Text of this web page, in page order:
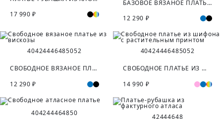
17 990 ₽
БАЗОВОЕ ВЯЗАНОЕ ПЛАТЬЕ ИЗ ВИСКОЗЫ
12 290 ₽
40424446485052
СВОБОДНОЕ ВЯЗАНОЕ ПЛАТЬЕ ИЗ ВИСКОЗЫ
12 290 ₽
40424446485052
СВОБОДНОЕ ПЛАТЬЕ ИЗ ШИФОНА С РАСТИТЕЛЬНЫМ ПРИНТОМ
14 990 ₽
404244464850 42444648